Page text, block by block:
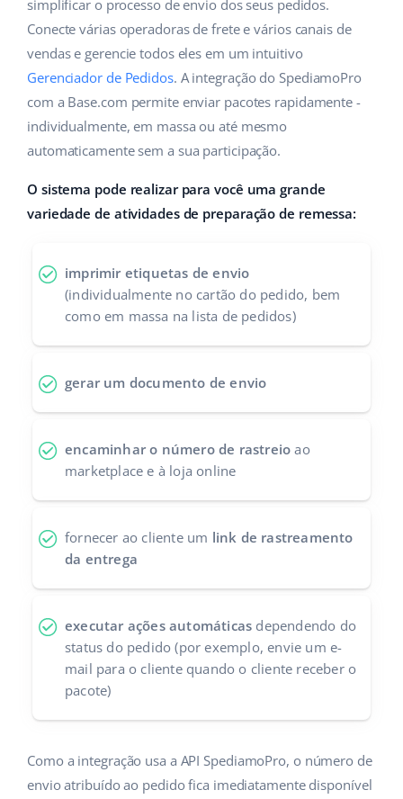
Gestão de Envios
Automação do fluxo de trabalho
Base Connect
IA para ecommerce
Base Analytics
Casa e jardim
Produtos infantis
Eletrônicos
Peças automotivas
Saúde e beleza
Ajuda
Academy
Serviços
Auditoria de contas
Calculadora de benefícios
Colaboração e parcerias
english (US)
english (GB)
english (IN)
čeština
deutsch
Ελληνικά
español (AR)
español (MX)
Français
Italiano
português (BR)
中文
simplificar o processo de envio dos seus pedidos.
Conecte várias operadoras de frete e vários canais de
vendas e gerencie todos eles em um intuitivo
Gerenciador de Pedidos. A integração do SpediamoPro
com a Base.com permite enviar pacotes rapidamente -
individualmente, em massa ou até mesmo
automaticamente sem a sua participação.
O sistema pode realizar para você uma grande
variedade de atividades de preparação de remessa:
imprimir etiquetas de envio
(individualmente no cartão do pedido, bem
como em massa na lista de pedidos)
gerar um documento de envio
encaminhar o número de rastreio ao
marketplace e à loja online
fornecer ao cliente um link de rastreamento
da entrega
executar ações automáticas dependendo do
status do pedido (por exemplo, envie um e-
mail para o cliente quando o cliente receber o
pacote)
Como a integração usa a API SpediamoPro, o número de
envio atribuído ao pedido fica imediatamente disponível